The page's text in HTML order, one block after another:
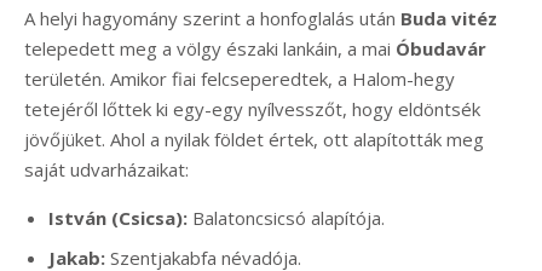
A helyi hagyomány szerint a honfoglalás után Buda vitéz
telepedett meg a völgy északi lankáin, a mai Óbudavár
területén. Amikor fiai felcseperedtek, a Halom-hegy
tetejéről lőttek ki egy-egy nyílvesszőt, hogy eldöntsék
jövőjüket. Ahol a nyilak földet értek, ott alapították meg
saját udvarházaikat:
István (Csicsa): Balatoncsicsó alapítója.
Jakab: Szentjakabfa névadója.